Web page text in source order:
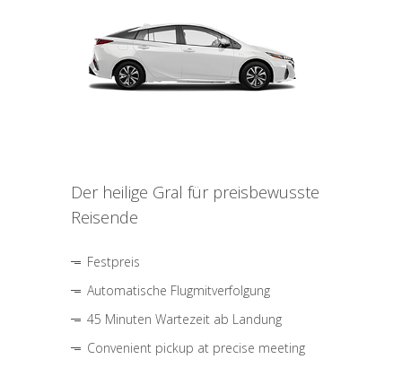
Der heilige Gral für preisbewusste
Reisende
Festpreis
Automatische Flugmitverfolgung
45 Minuten Wartezeit ab Landung
Convenient pickup at precise meeting